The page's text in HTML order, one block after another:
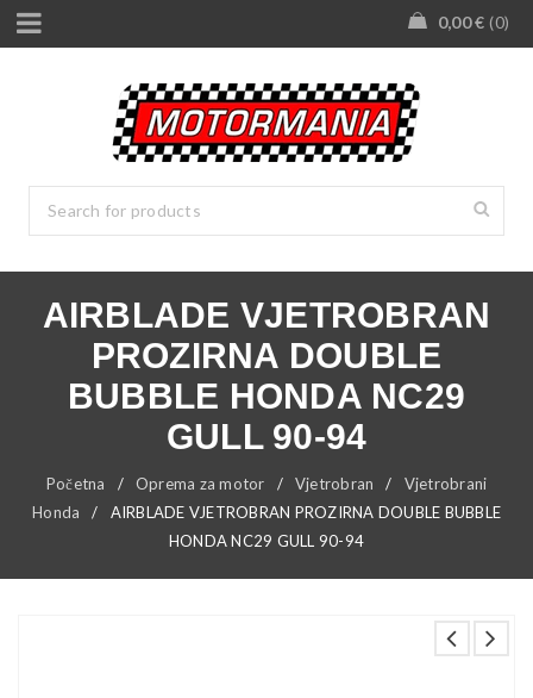
0,00€ 0
AIRBLADE VJETROBRAN
PROZIRNA DOUBLE
BUBBLE HONDA NC29
GULL 90-94
Početna / Oprema za motor / Vjetrobran /
Vjetrobrani
Honda
/
AIRBLADE VJETROBRAN PROZIRNA DOUBLE BUBBLE
HONDA NC29 GULL 90-94